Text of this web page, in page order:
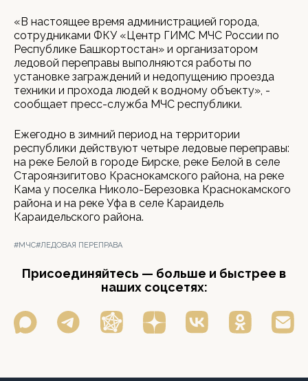
«В настоящее время администрацией города,
сотрудниками ФКУ «Центр ГИМС МЧС России по
Республике Башкортостан» и организатором
ледовой переправы выполняются работы по
установке заграждений и недопущению проезда
техники и прохода людей к водному объекту», -
сообщает пресс-служба МЧС республики.
Ежегодно в зимний период на территории
республики действуют четыре ледовые переправы:
на реке Белой в городе Бирске, реке Белой в селе
Староянзигитово Краснокамского района, на реке
Кама у поселка Николо-Березовка Краснокамского
района и на реке Уфа в селе Караидель
Караидельского района.
#МЧС#ЛЕДОВАЯ ПЕРЕПРАВА
Присоединяйтесь — больше и быстрее в
наших соцсетях: